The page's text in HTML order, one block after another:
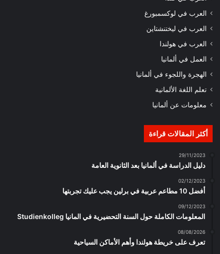
العرب في لوكسمبورغ
العرب في ليختنشتاين
العرب في هولندا
العمل في ألمانيا
الهجرة واللجوء في ألمانيا
تعلم اللغة الألمانية
معلومات عن ألمانيا
أكثر المقالات قراءة
29/11/2023
دليل الدراسة في ألمانيا بعد الثانوية العامة
02/12/2023
أفضل 10 مطاعم عربية في برلين يجب عليك تجربتها
09/12/2023
المعلومات الكاملة حول السنة التحضيرية في المانيا Studienkolleg
08/08/2026
تعرف على خريطة هولندا وأهم الأماكن السياحية